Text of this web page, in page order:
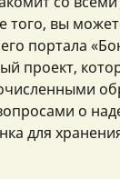
того, вы
портала
проект,
о
для